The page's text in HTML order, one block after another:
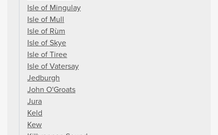
Isle of Mingulay
Isle of Mull
Isle of Rùm
Isle of Skye
Isle of Tiree
Isle of Vatersay
Jedburgh
John O'Groats
Jura
Keld
Kew